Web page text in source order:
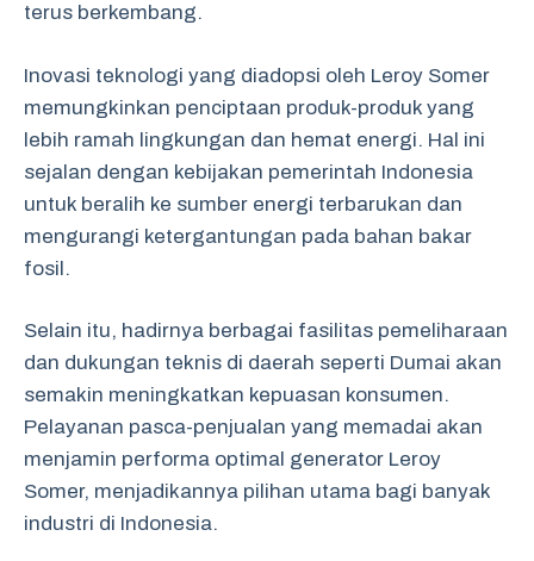
terus berkembang.
Inovasi teknologi yang diadopsi oleh Leroy Somer
memungkinkan penciptaan produk-produk yang
lebih ramah lingkungan dan hemat energi. Hal ini
sejalan dengan kebijakan pemerintah Indonesia
untuk beralih ke sumber energi terbarukan dan
mengurangi ketergantungan pada bahan bakar
fosil.
Selain itu, hadirnya berbagai fasilitas pemeliharaan
dan dukungan teknis di daerah seperti Dumai akan
semakin meningkatkan kepuasan konsumen.
Pelayanan pasca-penjualan yang memadai akan
menjamin performa optimal generator Leroy
Somer, menjadikannya pilihan utama bagi banyak
industri di Indonesia.